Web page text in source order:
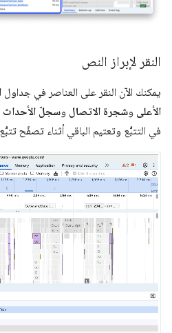
النقر لإبراز النص
يمكنك الآن النقر على العناصر في جداول
الأعلى وشجرة الاتصال وسجلّ الأحداث
في التتبُّع وتعتيم الباقي أثناء تصفّح تتبُّع